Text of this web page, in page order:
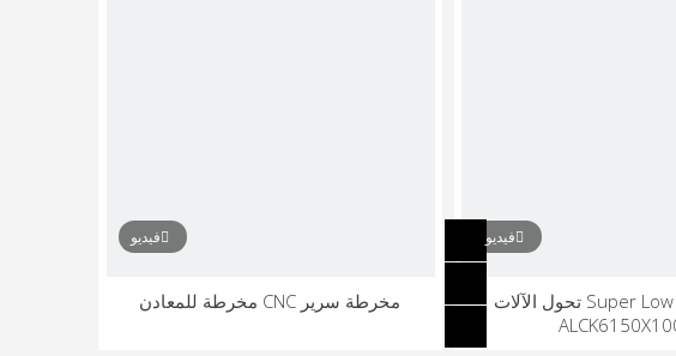
فيديو
Super Low Price CNC تحول الآلات
فيديو
مخرطة سرير CNC مخرطة للمعادن